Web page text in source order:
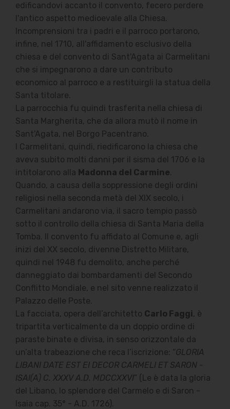
edificandovi accanto il convento, fecero perdere
l'antico aspetto medioevale alla Chiesa.
Incomprensioni tra i padri e il parroco portarono,
infine, nel 1710, all'affidamento esclusivo della
chiesa e del convento di Sant'Agata ai Carmelitani
che si impegnarono a dare un contributo
economico al parroco e a restituirgli la statua della
Santa titolare.
La parrocchia fu quindi trasferita nella chiesa di
Santa Margherita, che da allora mutò il nome in
Sant'Agata, nel Borgo Pacentrano.
I Carmelitani, quindi, riedificarono la chiesa che
aveva subito molti danni per il sisma del 1706 e la
intitolarono alla Madonna del Carmine.
Quando, a causa della soppressione degli ordini
religiosi nella seconda metà del XIX secolo, i
Carmelitani andarono via, il sacro tempio passò
sotto il controllo della chiesa di Santa Maria della
Tomba. Il convento fu affidato al Comune e, agli
inizi del XX secolo, divenne Distretto Militare,
quindi nel 1948 fu demolito, anche perché
danneggiato dai bombardamenti del Secondo
Conflitto Mondiale, e nel sito venne realizzato il
Palazzo delle Poste.
La facciata, opera dell’architetto Carlo Faggi, è
tripartita verticalmente da un doppio ordine di
paraste binate e divisa, in senso orizzontale da
un’alta trabeazione che reca l’iscrizione: “GLORIA
LIBANI DATE EST EI DECOR CARMELI ET SARON -
ISAI(A) C. XXXV A.D. MDCCXXVI” (Le è data la gloria
del Libano, lo splendore del Carmelo e di Saron -
Isaia cap. 35° - A.D. 1726).